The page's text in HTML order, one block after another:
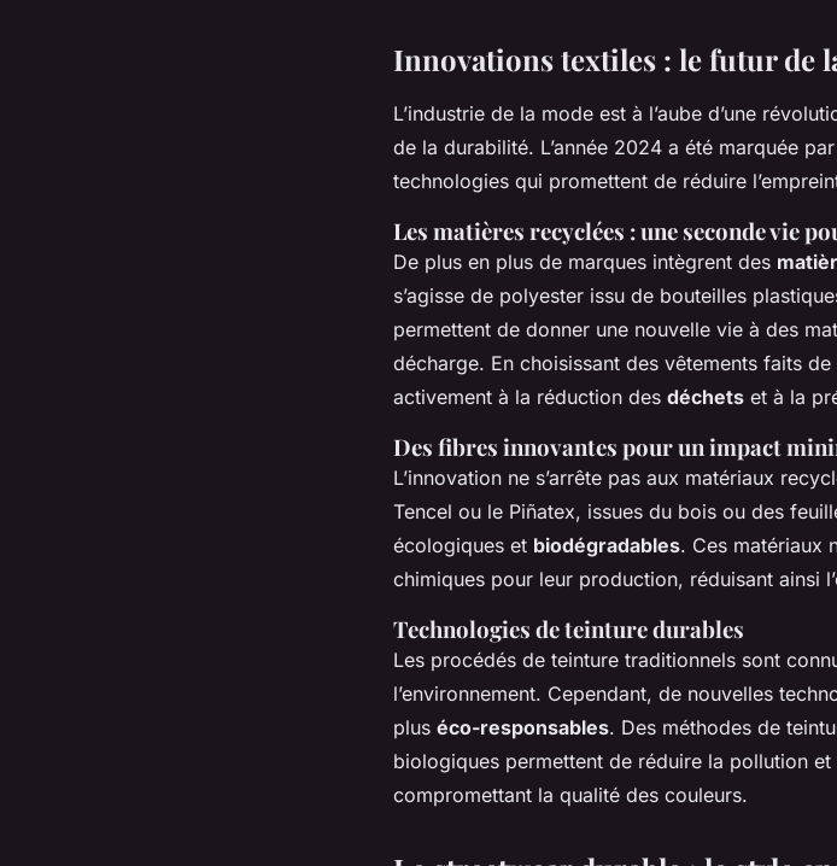
Innovations textiles : le futur de
L’industrie de la mode est à l’aube d’une
de la durabilité. L’année 2024 a été marquée
technologies qui promettent de réduire
Les matières recyclées : une seconde vie
De plus en plus de marques intègrent des
s’agisse de polyester issu de bouteilles
permettent de donner une nouvelle vie à des
décharge. En choisissant des vêtements faits
activement à la réduction des déchets et à la
Des fibres innovantes pour un impact
L’innovation ne s’arrête pas aux matériaux
Tencel ou le Piñatex, issues du bois ou des
écologiques et biodégradables. Ces matériaux
chimiques pour leur production, réduisant ainsi
Technologies de teinture durables
Les procédés de teinture traditionnels sont
l’environnement. Cependant, de nouvelles
plus éco-responsables. Des méthodes de
biologiques permettent de réduire la pollution et
compromettant la qualité des couleurs.